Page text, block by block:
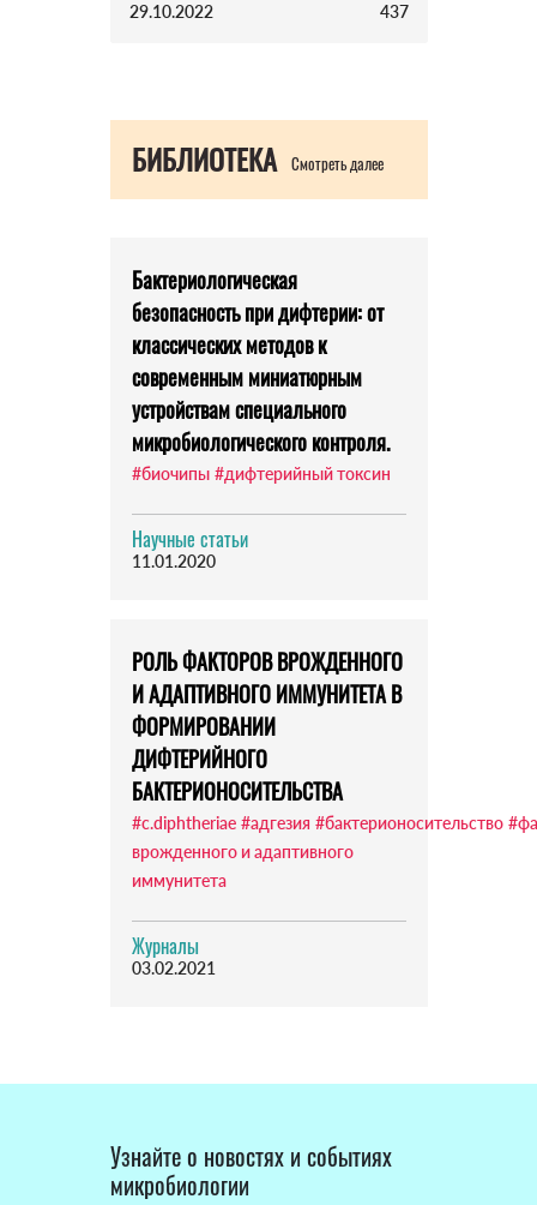
29.10.2022 437
БИБЛИОТЕКА Смотреть далее
Бактериологическая
безопасность при дифтерии: от
классических методов к
современным миниатюрным
устройствам специального
микробиологического контроля.
#биочипы #дифтерийный токсин
Научные статьи
11.01.2020
РОЛЬ ФАКТОРОВ ВРОЖДЕННОГО
И АДАПТИВНОГО ИММУНИТЕТА В
ФОРМИРОВАНИИ
ДИФТЕРИЙНОГО
БАКТЕРИОНОСИТЕЛЬСТВА
#c.diphtheriae #адгезия #бактерионосительство
врожденного и адаптивного
иммунитета
Журналы
03.02.2021
Узнайте о новостях и событиях
микробиологии